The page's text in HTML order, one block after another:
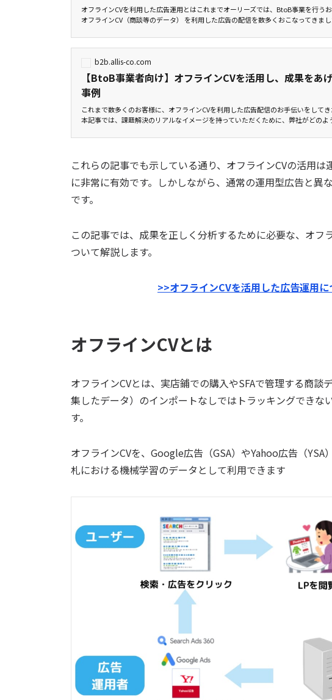
オフラインCVを利用した広告運用とはこれまでオーリーズでは、BtoB事業を行うお
オフラインCV（商談等のデータ） を利用した広告の配信を数多くおこなってきま
b2b.allis-co.com
【BtoB事業者向け】オフラインCVを活用し、成果をあ
事例
これまで数多くのお客様に、オフラインCVを利用した広告配信のお手伝いをしてき
本記事では、課題解決のリアルなイメージを持っていただくために、弊社がどのよ
これらの記事でも示している通り、オフラインCVの活用
に非常に有効です。しかしながら、通常の運用型広告と異
です。
この記事では、成果を正しく分析するために必要な、オフ
ついて解説します。
>>オフラインCVを活用した広告運用
オフラインCVとは
オフラインCVとは、実店鋪での購入やSFAで管理する商
集したデータ）のインポートなしではトラッキングできな
す。
オフラインCVを、Google広告（GSA）やYahoo広告（
札における機械学習のデータとして利用できます